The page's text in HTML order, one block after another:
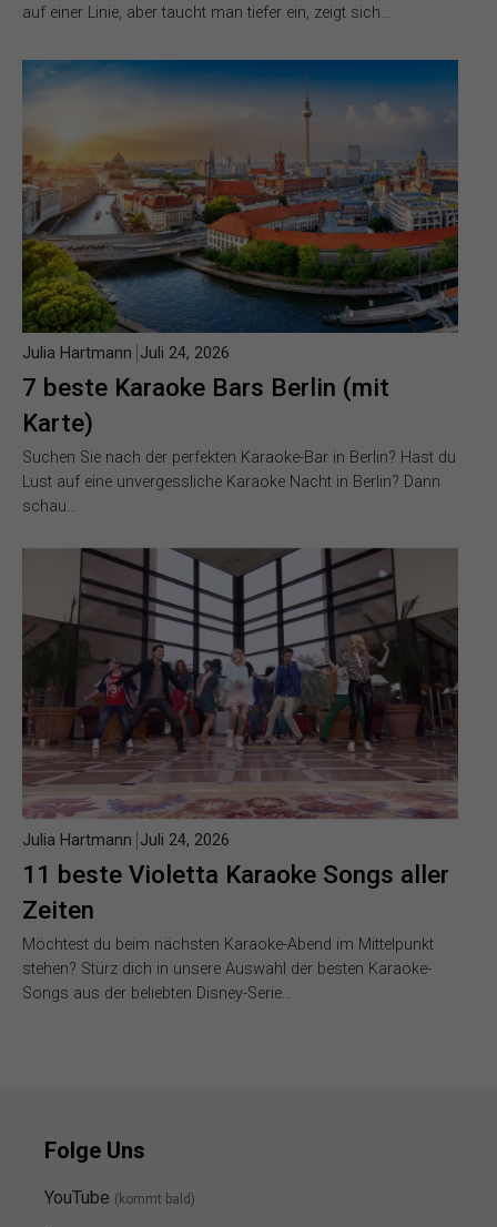
auf einer Linie, aber taucht man tiefer ein, zeigt sich…
7 beste Karaoke Bars Berlin (mit
Karte)
Julia Hartmann Juli 24, 2026
Suchen Sie nach der perfekten Karaoke-Bar in Berlin? Hast du
Lust auf eine unvergessliche Karaoke Nacht in Berlin? Dann
schau…
11 beste Violetta Karaoke Songs aller
Zeiten
Julia Hartmann Juli 24, 2026
Möchtest du beim nächsten Karaoke-Abend im Mittelpunkt
stehen? Stürz dich in unsere Auswahl der besten Karaoke-
Songs aus der beliebten Disney-Serie…
Folge Uns
YouTube (kommt bald)